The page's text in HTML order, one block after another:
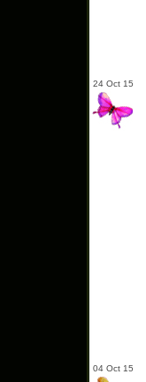
24 Oct 15
04 Oct 15